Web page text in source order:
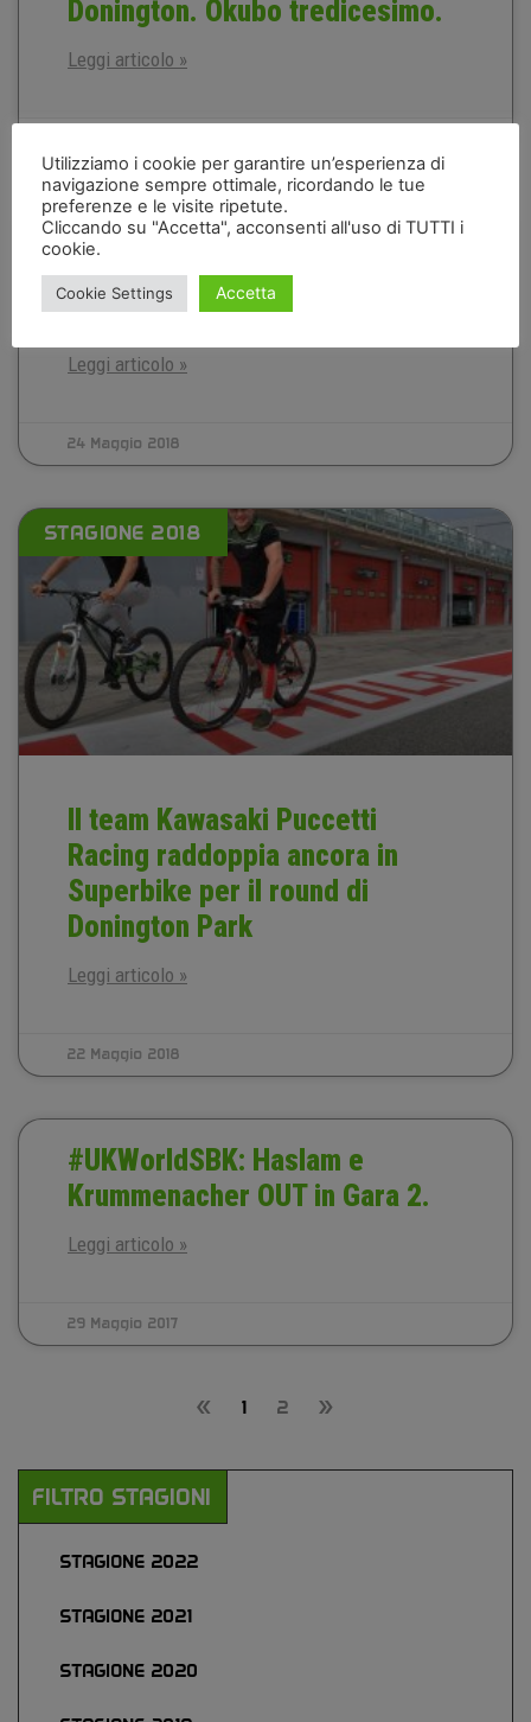
Donington. Okubo tredicesimo.
Leggi articolo »
Okubo e Morais ancora insieme
nel team Kawasaki Puccetti
Racing in Supersport
Leggi articolo »
24 Maggio 2018
STAGIONE 2018
Il team Kawasaki Puccetti
Racing raddoppia ancora in
Superbike per il round di
Donington Park
Leggi articolo »
22 Maggio 2018
#UKWorldSBK: Haslam e
Krummenacher OUT in Gara 2.
Leggi articolo »
29 Maggio 2017
« 1 2 »
FILTRO STAGIONI
STAGIONE 2022
STAGIONE 2021
STAGIONE 2020
Utilizziamo i cookie per garantire un’esperienza di
navigazione sempre ottimale, ricordando le tue
preferenze e le visite ripetute.
Cliccando su "Accetta", acconsenti all'uso di TUTTI i
cookie.
Cookie Settings Accetta